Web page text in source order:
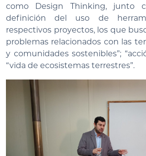
como Design Thinking, junto
definición del uso de
respectivos proyectos, los que
problemas relacionados con las
y comunidades sostenibles”;
“vida de ecosistemas terrestres”.